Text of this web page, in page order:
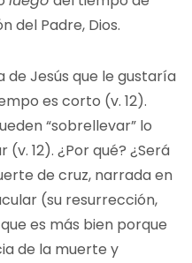
del Padre, Dios.
de Jesús que le gustaría
es corto (v. 12).
“sobrellevar” lo
12). ¿Por qué? ¿Será
de cruz, narrada en
(su resurrección,
es más bien porque
de la muerte y